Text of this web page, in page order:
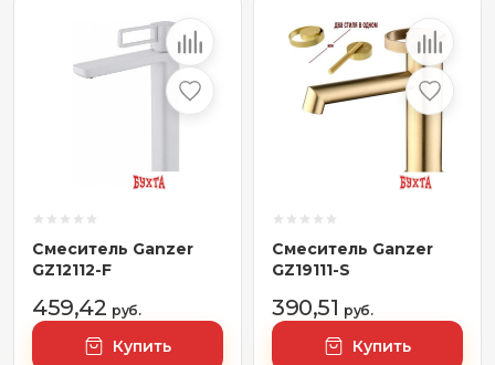
Смеситель Ganzer
GZ12112-F
459,42 руб.
Купить
Смеситель Ganzer
GZ19111-S
390,51 руб.
Купить